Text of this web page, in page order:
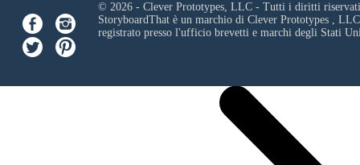
© 2026 - Clever Prototypes, LLC - Tutti i diritti
StoryboardThat è un marchio di Clever Prototypes , LLC
registrato presso l'ufficio brevetti e marchi degli Stati